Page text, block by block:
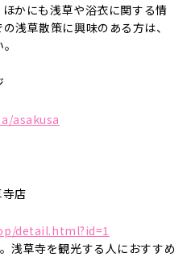
かにも浅草や浴衣に関する情
浅草散策に興味のある方は、
asakusa
店
detail.html?id=1
浅草寺を観光する人におすすめ